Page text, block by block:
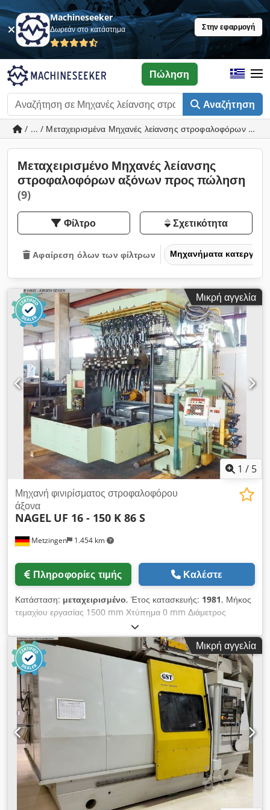
Machineseeker
Δωρεάν στο κατάστημα Στην εφαρμογή
Αναζήτηση
Πώληση
/ ... / Μεταχειρισμένα Μηχανές λείανσης στροφαλοφόρων
Μεταχειρισμένο Μηχανές λείανσης
στροφαλοφόρων αξόνων προς πώληση
(9)
Φίλτρο Σχετικότητα
Αφαίρεση όλων των φίλτρων Μηχανήματα
Μικρή αγγελία
1 / 5
Metzingen 1.454 km
Μηχανή φινιρίσματος στροφαλοφόρου
άξονα
NAGEL UF 16 - 150 K 86 S
Πληροφορίες τιμής Καλέστε
Κατάσταση: μεταχειρισμένο, Έτος κατασκευής: 1981, Μήκος
τεμαχίου εργασίας 1500 mm Χτύπημα 0 mm Διάμετρος
περιστροφής 500 mm Συνολική απαίτηση ισχύος 30 kW
Βάρος μηχανήματος περίπου 8 τόνοι Απαιτούμενος χώρος
περίπου m N A G E L Μηχανή φινιρίσματος στροφαλοφόρου
άξονα Τύπος UF 16 - 150 K 86 S Έτος κατασκευής άγνωστο
(σύμφωνα με το ηλεκτρολογικό διάγραμμα 05/81 ) Διάμετρος
τεμαχίου ελάχιστο/μέγιστο 80 - 160 mm Dkodpfxot Hwpms
Ah Rjr Περιστροφή τεμαχίου - Ø περίπου 500 mm Μήκος
σύσφιξης τεμαχίου περίπου 1.500 mm Ταχύτητα τεμαχίου
αδιαβάθμητα μεταβλητή (υδραυλικός κινητήρας) Αριθμός
μονάδων Superfinish 14 Ø συλλογής στον οδηγό ιμάντα περ.
max. 200 mm Συνολική κίνηση περίπου 30 kW - 400 V - 50 Hz
Βάρος περίπου 8.000 kg Εξοπλισμένο με: 14 τροφοδότες
ιμάντα σε περιστροφικό άξονα, ρυθμιζόμενοι κατά μήκος,
ορισμένοι με οδηγούς ιμάντα οδηγούς ιμάντα και με οπίσθια
διάταξη έλξης ιμάντα με άξονα οδήγησης. Το χρησιμοποιημένο
Μικρή αγγελία